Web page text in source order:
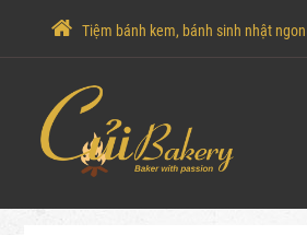
Tiệm bánh kem, bánh sinh nhật